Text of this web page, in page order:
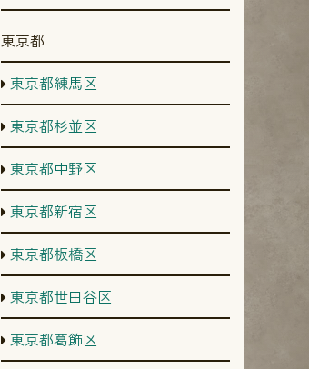
東京都
東京都練馬区
東京都杉並区
東京都中野区
東京都新宿区
東京都板橋区
東京都世田谷区
東京都葛飾区